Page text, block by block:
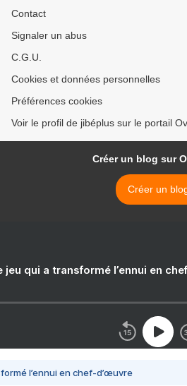
Contact
Signaler un abus
C.G.U.
Cookies et données personnelles
Préférences cookies
Voir le profil de jibéplus sur le portail
Créer un blog sur
Créer un
jeu qui a transformé l’ennui en
l’ennui en chef-d’œuvre